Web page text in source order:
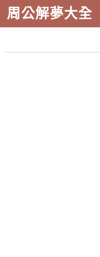
周公解夢大全